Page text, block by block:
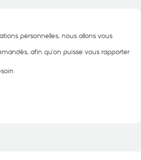
personnelles, nous allons vous
afin qu’on puisse vous rapporter